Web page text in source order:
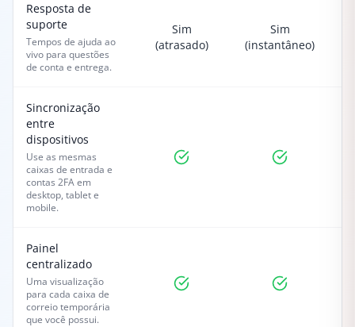
Resposta de
suporte
Tempos de ajuda ao
vivo para questões
de conta e entrega.
Sim
(atrasado)
Sim
(instantâneo)
Sincronização
entre
dispositivos
Use as mesmas
caixas de entrada e
contas 2FA em
desktop, tablet e
mobile.
Painel
centralizado
Uma visualização
para cada caixa de
correio temporária
que você possui.